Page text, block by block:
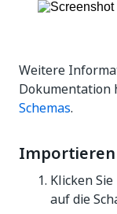
Weitere
Dokumentation
Schemas.
Klicken
auf die